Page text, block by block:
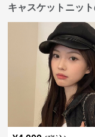
キャスケットニッ